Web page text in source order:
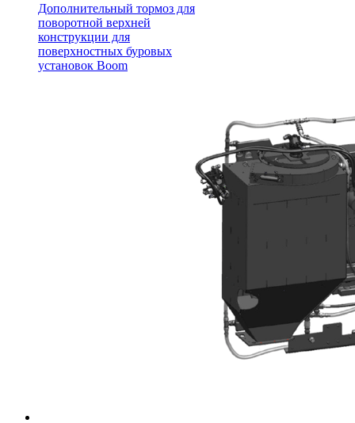
Дополнительный тормоз для
поворотной верхней
конструкции для
поверхностных буровых
установок Boom